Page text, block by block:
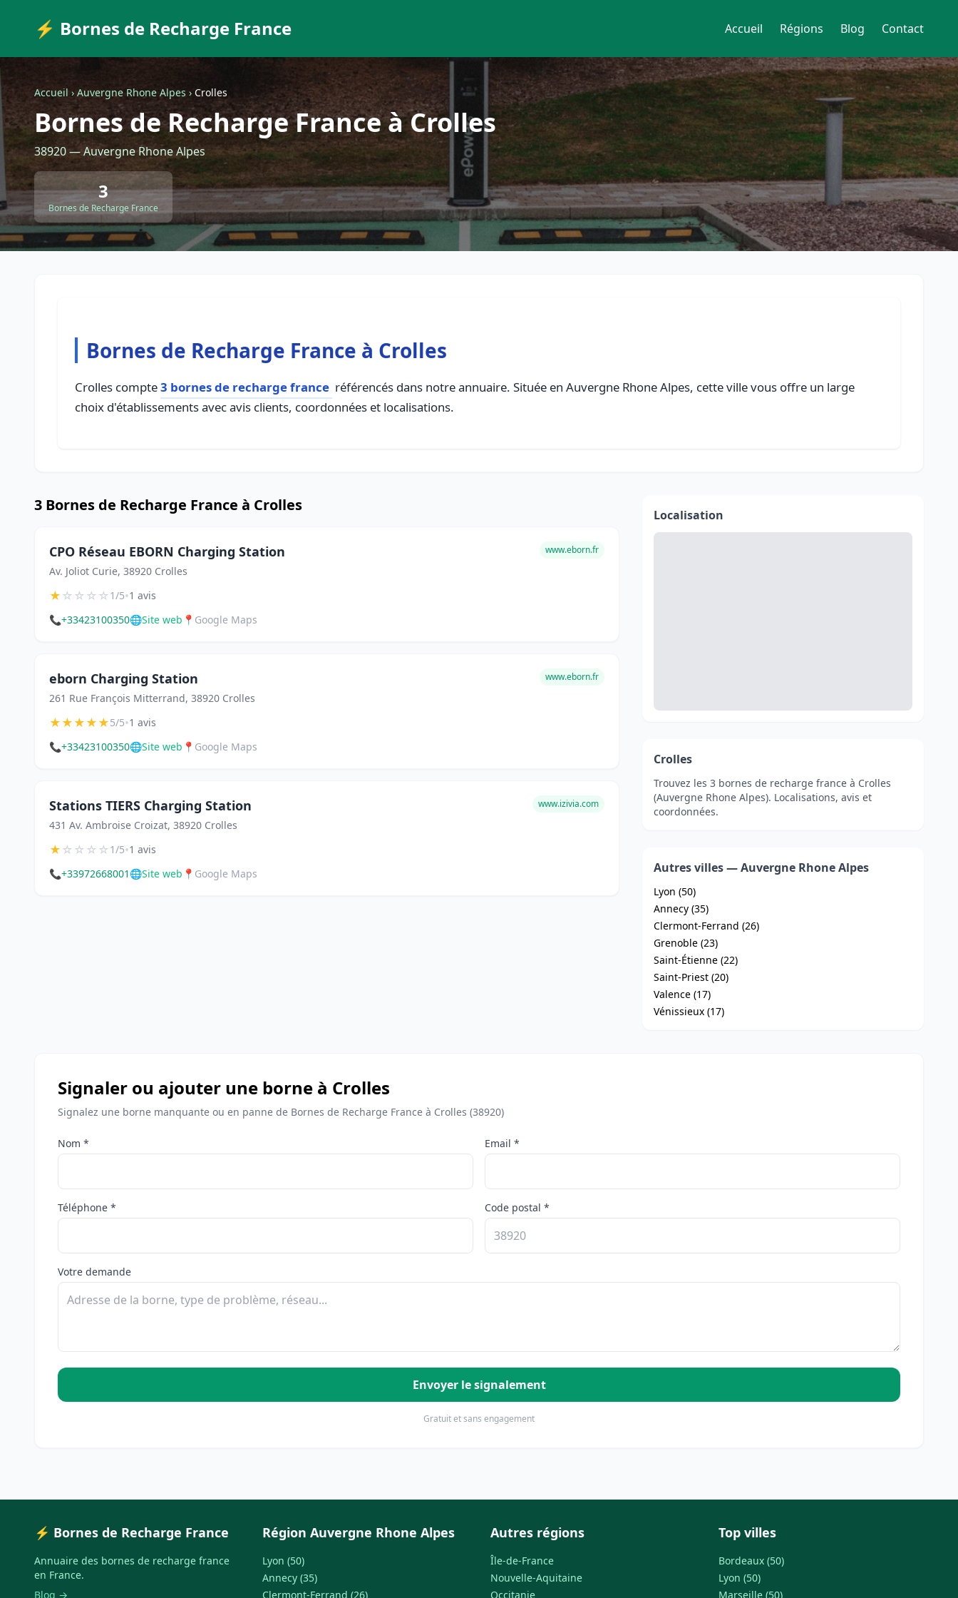
⚡ Bornes de Recharge France Accueil Régions Blog Contact
Accueil › Auvergne Rhone Alpes › Crolles
Bornes de Recharge France à Crolles
38920 — Auvergne Rhone Alpes
3
Bornes de Recharge France
Bornes de Recharge France à Crolles
Crolles compte3 bornes de recharge france référencés dans notre annuaire. Située en Auvergne Rhone Alpes, cette ville vous offre un large
choix d'établissements avec avis clients, coordonnées et localisations.
3 Bornes de Recharge France à Crolles
CPO Réseau EBORN Charging Station
Av. Joliot Curie, 38920 Crolles
www.eborn.fr
★☆☆☆☆1/5•1 avis
📞+33423100350🌐Site web 📍 Google Maps
eborn Charging Station
261 Rue François Mitterrand, 38920 Crolles
www.eborn.fr
★★★★★5/5•1 avis
📞+33423100350🌐Site web 📍 Google Maps
Stations TIERS Charging Station
431 Av. Ambroise Croizat, 38920 Crolles
www.izivia.com
★☆☆☆☆1/5•1 avis
📞+33972668001 🌐Site web 📍 Google Maps
Localisation
Crolles
Trouvez les 3 bornes de recharge france à Crolles
(Auvergne Rhone Alpes). Localisations, avis et
coordonnées.
Autres villes — Auvergne Rhone Alpes
Lyon (50)
Annecy (35)
Clermont-Ferrand (26)
Grenoble (23)
Saint-Étienne (22)
Saint-Priest (20)
Valence (17)
Vénissieux (17)
Signaler ou ajouter une borne à Crolles
Signalez une borne manquante ou en panne de Bornes de Recharge France à Crolles (38920)
Nom * Email *
Téléphone * Code postal *
Votre demande
Envoyer le signalement
Gratuit et sans engagement
⚡ Bornes de Recharge France
Annuaire des bornes de recharge france
en France.
Blog →
Région Auvergne Rhone Alpes
Lyon (50)
Annecy (35)
Clermont-Ferrand (26)
Autres régions
Île-de-France
Nouvelle-Aquitaine
Occitanie
Top villes
Bordeaux (50)
Lyon (50)
Marseille (50)